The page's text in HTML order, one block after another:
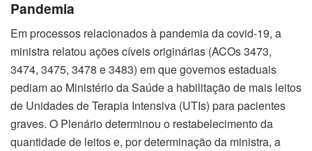
Pandemia
Em processos relacionados à pandemia da covid-19, a
ministra relatou ações cíveis originárias (ACOs 3473,
3474, 3475, 3478 e 3483) em que governos estaduais
pediam ao Ministério da Saúde a habilitação de mais leitos
de Unidades de Terapia Intensiva (UTIs) para pacientes
graves. O Plenário determinou o restabelecimento da
quantidade de leitos e, por determinação da ministra, a